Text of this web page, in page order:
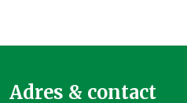
Adres & contact